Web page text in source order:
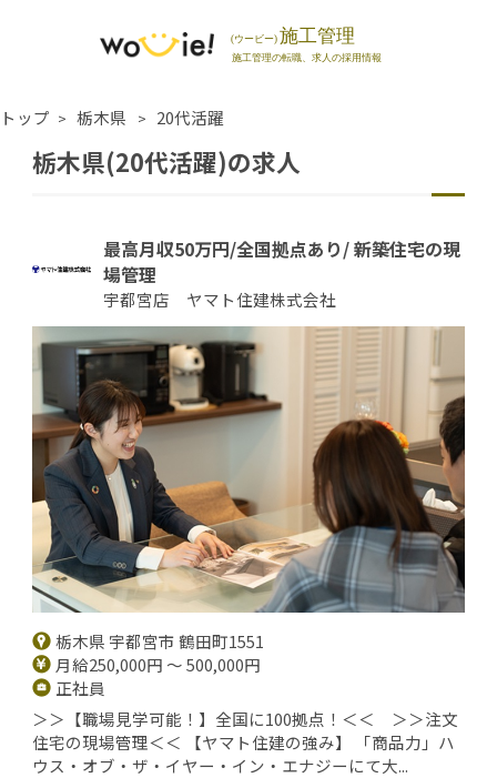
トップ 栃木県 20代活躍
栃木県(20代活躍)の求人
最高月収50万円/全国拠点あり/ 新築住宅の現
場管理
宇都宮店 ヤマト住建株式会社
栃木県 宇都宮市 鶴田町1551
月給250,000円 ～ 500,000円
正社員
＞＞【職場見学可能！】全国に100拠点！＜＜ ＞＞注文
住宅の現場管理＜＜ 【ヤマト住建の強み】 「商品力」ハ
ウス・オブ・ザ・イヤー・イン・エナジーにて大...